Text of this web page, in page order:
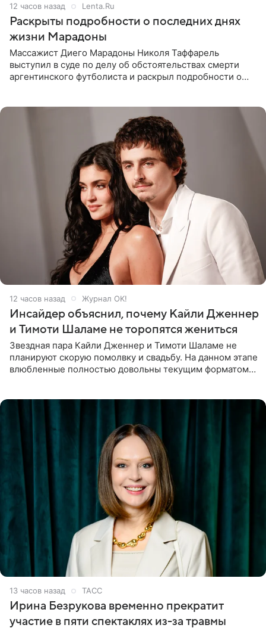
12 часов назад Lenta.Ru
Раскрыты подробности о последних днях
жизни Марадоны
Массажист Диего Марадоны Николя Таффарель
выступил в суде по делу об обстоятельствах смерти
аргентинского футболиста и раскрыл подробности о
12 часов назад Журнал OK!
Инсайдер объяснил, почему Кайли Дженнер
и Тимоти Шаламе не торопятся жениться
Звездная пара Кайли Дженнер и Тимоти Шаламе не
планируют скорую помолвку и свадьбу. На данном этапе
влюбленные полностью довольны текущим форматом
13 часов назад ТАСС
Ирина Безрукова временно прекратит
участие в пяти спектаклях из-за травмы